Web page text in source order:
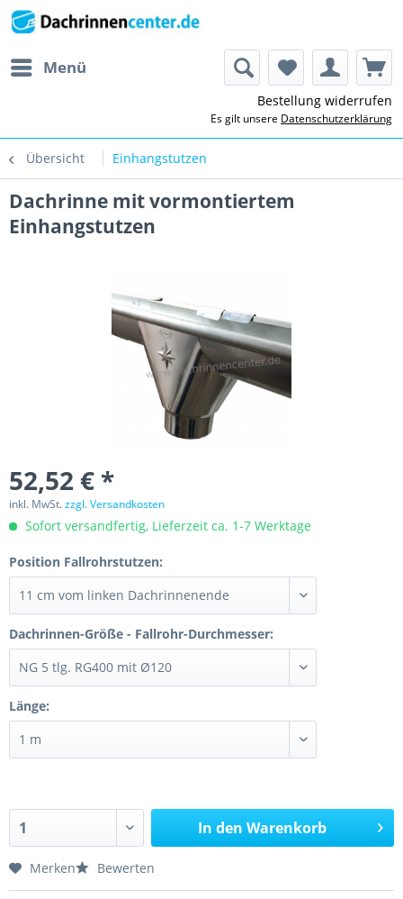
Menü
Bestellung widerrufen
Es gilt unsere Datenschutzerklärung
Übersicht Einhangstutzen
Dachrinne mit vormontiertem
Einhangstutzen
52,52 € *
inkl. MwSt.zzgl. Versandkosten
Sofort versandfertig, Lieferzeit ca. 1-7 Werktage
Position Fallrohrstutzen:
Dachrinnen-Größe - Fallrohr-Durchmesser:
Länge:
In den Warenkorb
Merken Bewerten